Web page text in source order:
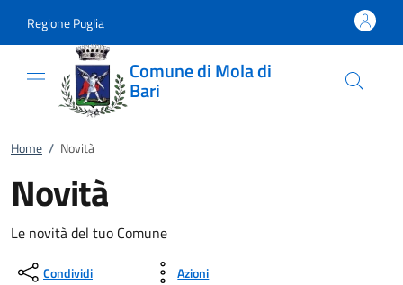
Regione Puglia
Comune di Mola di
Bari
Home / Novità
Novità
Le novità del tuo Comune
Condividi Azioni